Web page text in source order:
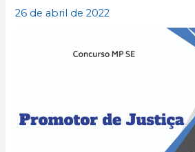
26 de abril de 2022